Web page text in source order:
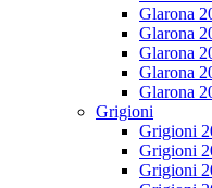
Glarona
Glarona
Glarona
Glarona
Glarona
Grigioni
Grigioni
Grigioni
Grigioni